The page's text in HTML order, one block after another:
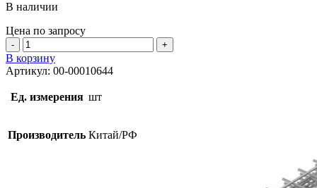
В наличии
Цена по запросу
Количество
товара
Сетка
100х100х4мм
0,5мх2м
В корзину
Артикул: 00-00010644
Ед. измерения шт
Производитель Китай/РФ